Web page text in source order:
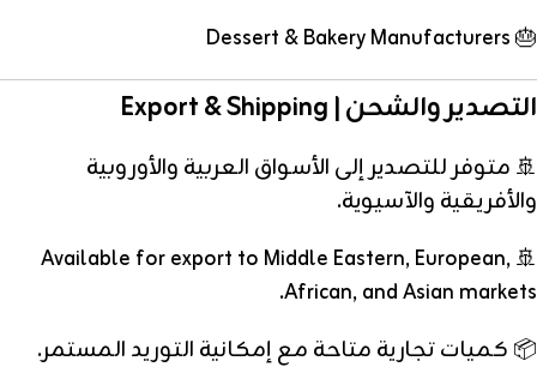
🎂 Dessert & Bakery Manufacturers
التصدير والشحن | Export & Shipping
🚢 متوفر للتصدير إلى الأسواق العربية والأوروبية
والأفريقية والآسيوية.
🚢 Available for export to Middle Eastern, European,
African, and Asian markets.
📦 كميات تجارية متاحة مع إمكانية التوريد المستمر.